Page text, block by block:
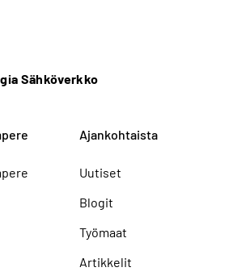
Sähköverkko
Ajankohtaista
Uutiset
Blogit
Työmaat
Artikkelit